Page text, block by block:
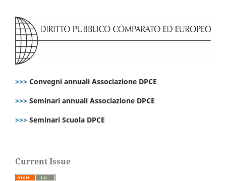
>>> Convegni annuali Associazione DPCE
>>> Seminari annuali Associazione DPCE
>>> Seminari Scuola DPCE
Current Issue